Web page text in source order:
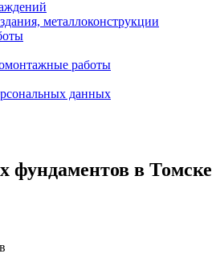
металлоконструкции
работы
данных
фундаментов в Томске